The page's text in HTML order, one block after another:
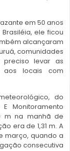
em 50 anos
ele ficou
alcançaram
comunidades
preciso levar as
aos locais com
do
Monitoramento
m na manhã de
era de 1,31 m. A
março, quando a
consecutiva